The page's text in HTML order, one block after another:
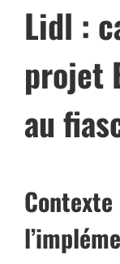
Lidl :
projet
au